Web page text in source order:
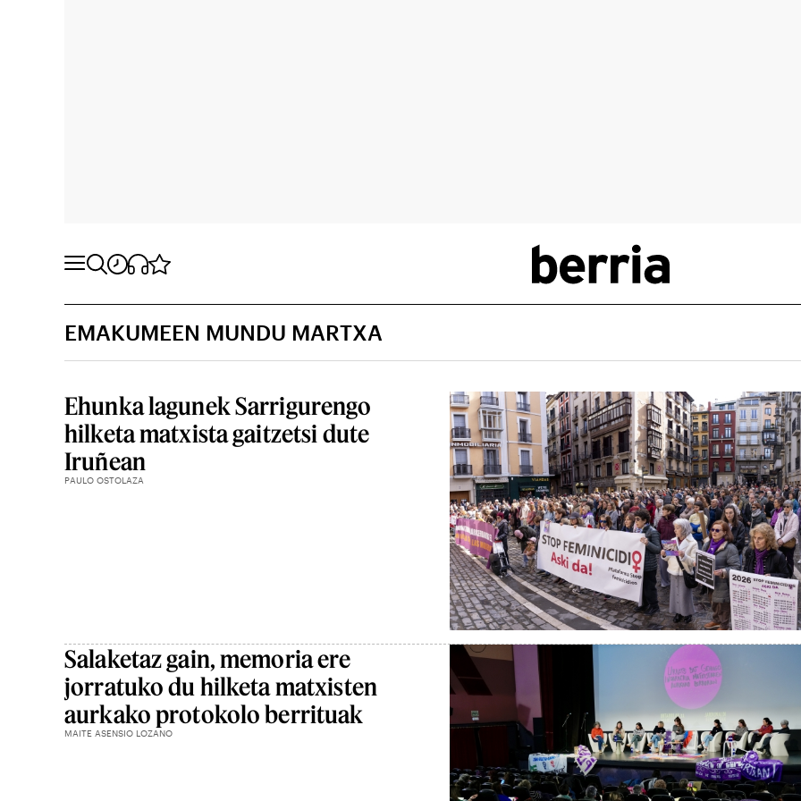
EMAKUMEEN MUNDU MARTXA
Ehunka lagunek Sarrigurengo
hilketa matxista gaitzetsi dute
Iruñean
PAULO OSTOLAZA
Salaketaz gain, memoria ere
jorratuko du hilketa matxisten
aurkako protokolo berrituak
MAITE ASENSIO LOZANO